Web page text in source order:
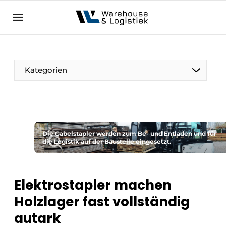
NL EN
Kategorien
Die Gabelstapler werden zum Be- und Entladen und für
die Logistik auf der Baustelle eingesetzt.
Elektrostapler machen
Holzlager fast vollständig
autark